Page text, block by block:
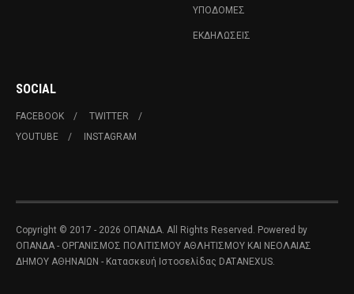
ΥΠΟΔΟΜΈΣ
ΕΚΔΗΛΏΣΕΙΣ
SOCIAL
FACEBOOK
TWITTER
YOUTUBE
INSTAGRAM
Copyright © 2017 - 2026 ΟΠΑΝΔΑ. All Rights Reserved. Powered by
ΟΠΑΝΔΑ - ΟΡΓΑΝΙΣΜΟΣ ΠΟΛΙΤΙΣΜΟΥ ΑΘΛΗΤΙΣΜΟΥ ΚΑΙ ΝΕΟΛΑΙΑΣ
ΔΗΜΟΥ ΑΘΗΝΑΙΩΝ - Κατασκευή Ιστοσελίδας DATANEXUS.